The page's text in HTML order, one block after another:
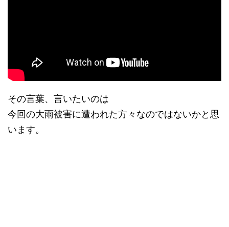
その言葉、言いたいのは
今回の大雨被害に遭われた方々なのではないかと思
います。